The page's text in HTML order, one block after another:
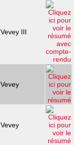
Vevey III
Vevey
Vevey